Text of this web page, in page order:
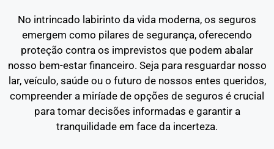
No intrincado labirinto da vida moderna, os seguros
emergem como pilares de segurança, oferecendo
proteção contra os imprevistos que podem abalar
nosso bem-estar financeiro. Seja para resguardar nosso
lar, veículo, saúde ou o futuro de nossos entes queridos,
compreender a miríade de opções de seguros é crucial
para tomar decisões informadas e garantir a
tranquilidade em face da incerteza.